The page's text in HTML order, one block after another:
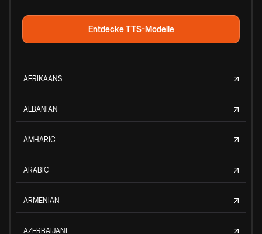
Entdecke TTS-Modelle
AFRIKAANS
ALBANIAN
AMHARIC
ARABIC
ARMENIAN
AZERBAIJANI